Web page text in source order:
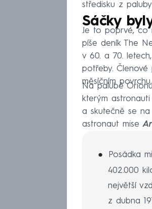
středisku z
Sáčky
Je to poprvé, co
píše deník The
v 60. a 70.
potřeby.
měsíčním
Na palubě
kterým astronauti
a skutečně se
astronaut mise
Posádka
402.000
největší
z dubna